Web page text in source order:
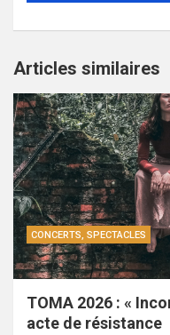
Articles similaires
CONCERTS, SPECTACLES
TOMA 2026 : «
acte de résistance